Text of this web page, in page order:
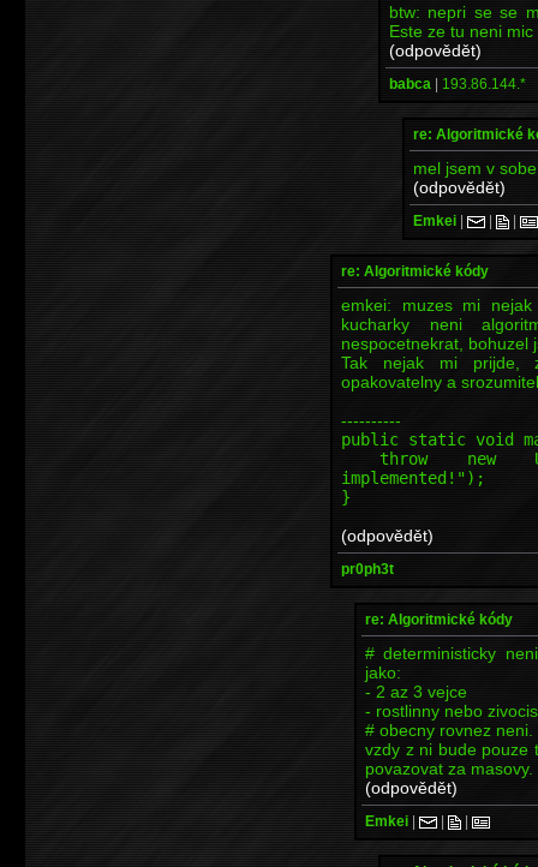
btw: nepri se se
Este ze tu neni mic
(odpovědět)
babca | 193.86.144.*
re: Algoritmické
mel jsem v
(odpovědět)
Emkei | | |
re: Algoritmické kódy
emkei: muzes mi
kucharky neni
nespocetnekrat, bohuzel
Tak nejak mi prijde,
opakovatelny a
----------
public static void
throw new
implemented!");
}
(odpovědět)
pr0ph3t
re: Algoritmické kódy
# deterministicky
jako:
- 2 az 3 vejce
- rostlinny nebo
# obecny rovnez
vzdy z ni bude pouze
povazovat za masovy.
(odpovědět)
Emkei | | |